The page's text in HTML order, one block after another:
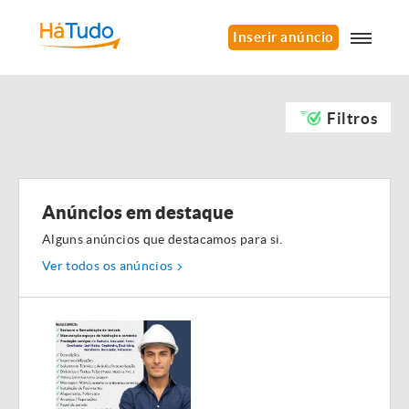
Inserir anúncio
Filtros
Anúncios em destaque
Alguns anúncios que destacamos para si.
Ver todos os anúncios